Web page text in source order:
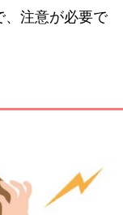
、注意が必要で